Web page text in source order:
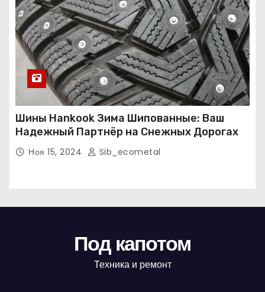
Шины Hankook Зима Шипованные: Ваш
Надежный Партнёр на Снежных Дорогах
Ноя 15, 2024 Sib_ecometal
Под капотом
Техника и ремонт